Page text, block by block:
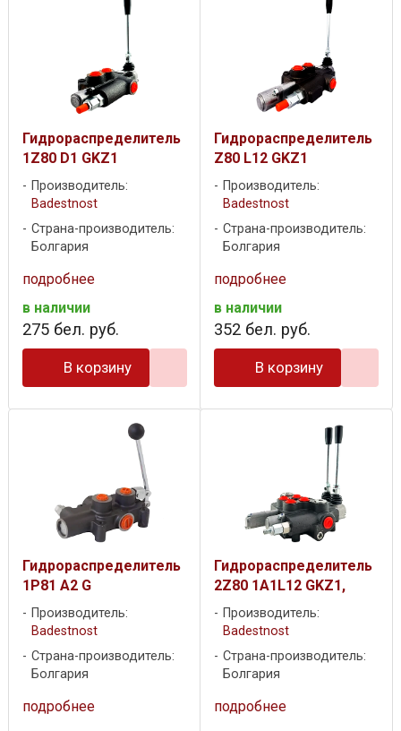
Гидрораспределитель
1Z80 D1 GKZ1
Производитель:
Badestnost
Страна-производитель:
Болгария
подробнее
в наличии
275 бел. руб.
В корзину
Гидрораспределитель
Z80 L12 GKZ1
Производитель:
Badestnost
Страна-производитель:
Болгария
подробнее
в наличии
352 бел. руб.
В корзину
Гидрораспределитель
1P81 A2 G
Производитель:
Badestnost
Страна-производитель:
Болгария
подробнее
Гидрораспределитель
2Z80 1A1L12 GKZ1,
Производитель:
Badestnost
Страна-производитель:
Болгария
подробнее